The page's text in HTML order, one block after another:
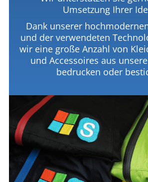
Umsetzung Ihrer
Dank unserer
und der verwendeten
wir eine große Anzahl von
und Accessoires aus
bedrucken oder